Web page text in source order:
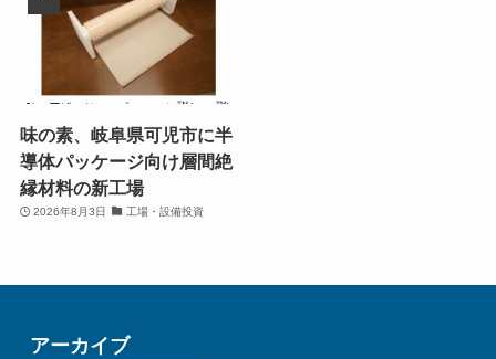
味の素、岐阜県可児市に半
導体パッケージ向け層間絶
縁材料の新工場
2026年8月3日 工場・設備投資
アーカイブ